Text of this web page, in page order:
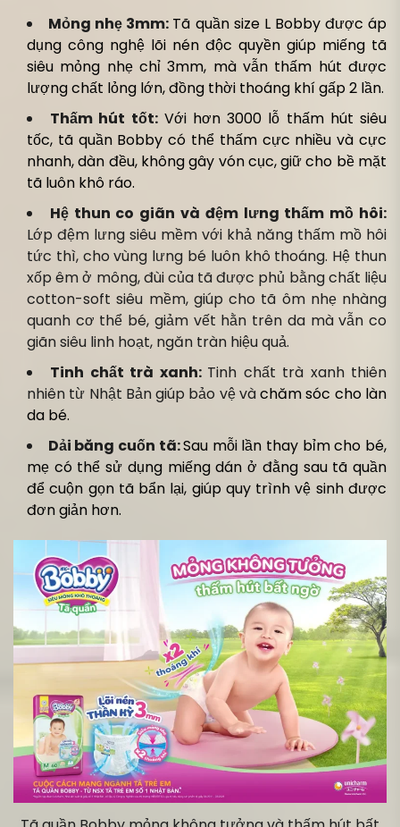
Mỏng nhẹ 3mm: Tã quần size L Bobby được áp
dụng công nghệ lõi nén độc quyền giúp miếng tã
siêu mỏng nhẹ chỉ 3mm, mà vẫn thấm hút được
lượng chất lỏng lớn, đồng thời thoáng khí gấp 2 lần.
Thấm hút tốt:Với hơn 3000 lỗ thấm hút siêu
tốc, tã quần Bobby có thể thấm cực nhiều và cực
nhanh, dàn đều, không gây vón cục, giữ cho bề mặt
tã luôn khô ráo.
Hệ thun co giãn và đệm lưng thấm mồ hôi:
Lớp đệm lưng siêu mềm với khả năng thấm mồ hôi
tức thì, cho vùng lưng bé luôn khô thoáng. Hệ thun
xốp êm ở mông, đùi của tã được phủ bằng chất liệu
cotton-soft siêu mềm, giúp cho tã ôm nhẹ nhàng
quanh cơ thể bé, giảm vết hằn trên da mà vẫn co
giãn siêu linh hoạt, ngăn tràn hiệu quả.
Tinh chất trà xanh: Tinh chất trà xanh thiên
nhiên từ Nhật Bản giúp bảo vệ vàchăm sóc cho làn
da bé.
Dải băng cuốn tã:Sau mỗi lần thay bỉm cho bé,
mẹ có thể sử dụng miếng dán ở đằng sau tã quần
để cuộn gọn tã bẩn lại, giúp quy trình vệ sinh được
đơn giản hơn.